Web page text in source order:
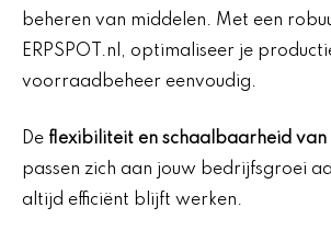
beheren van middelen. Met een
ERPSPOT.nl, optimaliseer je
voorraadbeheer eenvoudig.
De flexibiliteit en schaalbaarheid
passen zich aan jouw bedrijfsgroei
altijd efficiënt blijft werken.